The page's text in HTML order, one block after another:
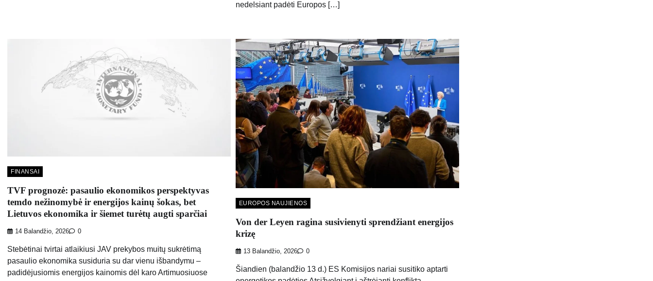
nedelsiant padėti Europos […]
FINANSAI
TVF prognozė: pasaulio ekonomikos perspektyvas
temdo nežinomybė ir energijos kainų šokas, bet
Lietuvos ekonomika ir šiemet turėtų augti sparčiai
14 Balandžio, 2026 0
Stebėtinai tvirtai atlaikiusi JAV prekybos muitų sukrėtimą
pasaulio ekonomika susiduria su dar vienu išbandymu –
padidėjusiomis energijos kainomis dėl karo Artimuosiuose
EUROPOS NAUJIENOS
Von der Leyen ragina susivienyti sprendžiant energijos
krizę
13 Balandžio, 2026 0
Šiandien (balandžio 13 d.) ES Komisijos nariai susitiko aptarti